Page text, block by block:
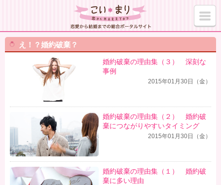
え！？婚約破棄？
婚約破棄の理由集（３） 深刻な
事例
2015年01月30日（金）
婚約破棄の理由集（２） 婚約破
棄につながりやすいタイミング
2015年01月30日（金）
婚約破棄の理由集（１） 婚約破
棄に多い理由